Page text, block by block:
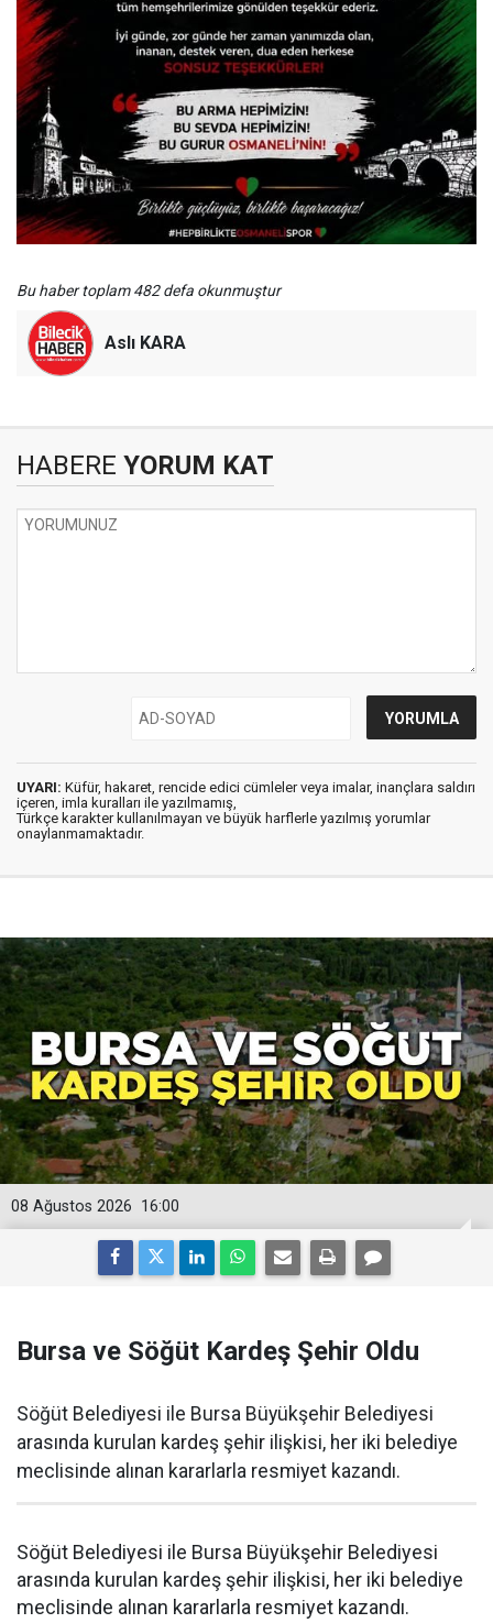
Bu haber toplam 482 defa okunmuştur
Aslı KARA
HABERE YORUM KAT
UYARI: Küfür, hakaret, rencide edici cümleler veya imalar, inançlara saldırı
içeren, imla kuralları ile yazılmamış,
Türkçe karakter kullanılmayan ve büyük harflerle yazılmış yorumlar
onaylanmamaktadır.
16:00
08 Ağustos 2026
Bursa ve Söğüt Kardeş Şehir Oldu
Söğüt Belediyesi ile Bursa Büyükşehir Belediyesi
arasında kurulan kardeş şehir ilişkisi, her iki belediye
meclisinde alınan kararlarla resmiyet kazandı.
Söğüt Belediyesi ile Bursa Büyükşehir Belediyesi
arasında kurulan kardeş şehir ilişkisi, her iki belediye
meclisinde alınan kararlarla resmiyet kazandı.